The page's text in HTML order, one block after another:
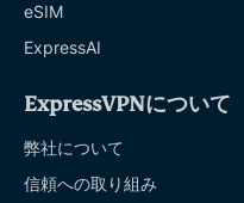
eSIM
ExpressAI
ExpressVPNについて
弊社について
信頼への取り組み